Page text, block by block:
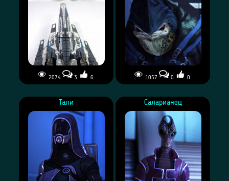
2074 3 6 1057 0 0
Тали Саларианец